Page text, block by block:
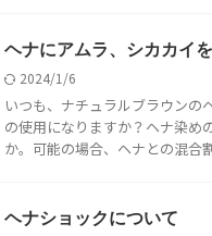
ヘナにアムラ、シカカイ
2024/1/6
いつも、ナチュラルブラウンの
の使用になりますか？ヘナ染め
か。可能の場合、ヘナとの混合
ヘナショックについて